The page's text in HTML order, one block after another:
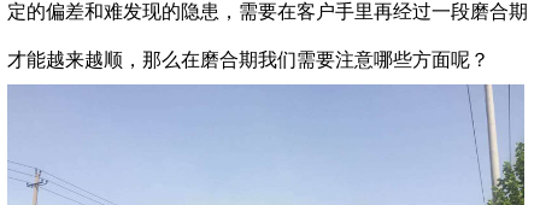
定的偏差和难发现的隐患，需要在客户手里再经过一段磨合期
才能越来越顺，那么在磨合期我们需要注意哪些方面呢？